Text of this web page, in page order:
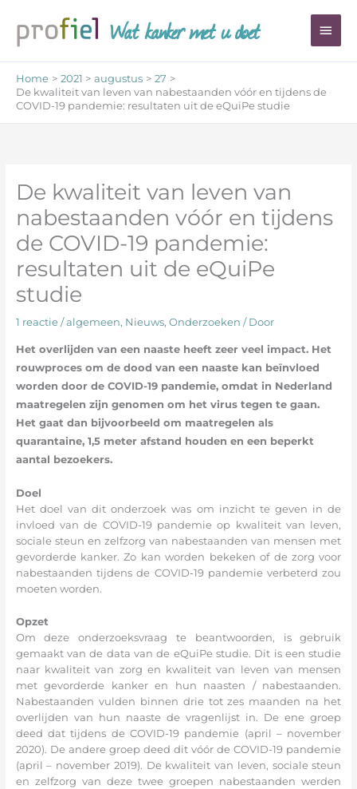
naar
inhoud
Wat kanker met u doet
Home 2021 augustus
27
De kwaliteit van leven van nabestaanden vóór en tijdens de
COVID-19 pandemie: resultaten uit de eQuiPe studie
De kwaliteit van leven van
nabestaanden vóór en tijdens
de COVID-19 pandemie:
resultaten uit de eQuiPe
studie
1 reactie /algemeen, Nieuws, Onderzoeken / Door
Het overlijden van een naaste heeft zeer veel impact. Het
rouwproces om de dood van een naaste kan beïnvloed
worden door de COVID-19 pandemie, omdat in Nederland
maatregelen zijn genomen om het virus tegen te gaan.
Het gaat dan bijvoorbeeld om maatregelen als
quarantaine, 1,5 meter afstand houden en een beperkt
aantal bezoekers.
Doel
Het doel van dit onderzoek was om inzicht te geven in de
invloed van de COVID-19 pandemie op kwaliteit van leven,
sociale steun en zelfzorg van nabestaanden van mensen met
gevorderde kanker. Zo kan worden bekeken of de zorg voor
nabestaanden tijdens de COVID-19 pandemie verbeterd zou
moeten worden.
Opzet
Om deze onderzoeksvraag te beantwoorden, is gebruik
gemaakt van de data van de eQuiPe studie. Dit is een studie
naar kwaliteit van zorg en kwaliteit van leven van mensen
met gevorderde kanker en hun naasten / nabestaanden.
Nabestaanden vulden binnen drie tot zes maanden na het
overlijden van hun naaste de vragenlijst in. De ene groep
deed dat tijdens de COVID-19 pandemie (april – november
2020). De andere groep deed dit vóór de COVID-19 pandemie
(april – november 2019). De kwaliteit van leven, sociale steun
en zelfzorg van deze twee groepen nabestaanden werden